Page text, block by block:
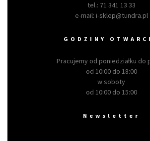
tel.: 71 341 13 33
e-mail: i-sklep@tundra.pl
GODZINY
Pracujemy od poniedziałku do
od 10:00 do 18:00
w soboty
od 10:00 do 15:00
Newsletter